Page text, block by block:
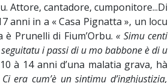
Attore, cantadore, cumponitore...Di
anni in a « Casa Pignatta », un locu
è Prunelli di Fium’Orbu.« Simu centi
i passi di u mo babbone è di u
à 14 anni d’una malatia grava, hà
era cum’è un sintimu d’inghjustizia,